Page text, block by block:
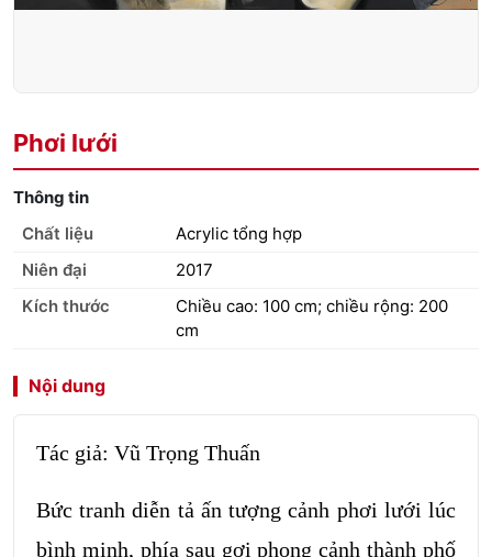
Phơi lưới
Thông tin
Chất liệu
Acrylic tổng hợp
Niên đại
2017
Kích thước
Chiều cao: 100 cm; chiều rộng: 200
cm
Nội dung
Tác giả: Vũ Trọng Thuấn
Bức tranh diễn tả ấn tượng cảnh phơi lưới lúc
bình minh, phía sau gợi phong cảnh thành phố